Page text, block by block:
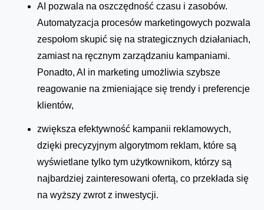
AI pozwala na oszczędność czasu i zasobów.
Automatyzacja procesów marketingowych pozwala
zespołom skupić się na strategicznych działaniach,
zamiast na ręcznym zarządzaniu kampaniami.
Ponadto, AI in marketing umożliwia szybsze
reagowanie na zmieniające się trendy i preferencje
klientów,
zwiększa efektywność kampanii reklamowych,
dzięki precyzyjnym algorytmom reklam, które są
wyświetlane tylko tym użytkownikom, którzy są
najbardziej zainteresowani ofertą, co przekłada się
na wyższy zwrot z inwestycji.